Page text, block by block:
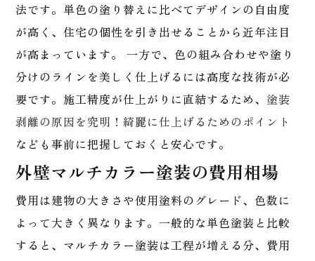
法です。単色の塗り替えに比べてデザインの自由度
が高く、住宅の個性を引き出せることから近年注目
が高まっています。 一方で、色の組み合わせや塗り
分けのラインを美しく仕上げるには高度な技術が必
要です。施工精度が仕上がりに直結するため、 塗装
剥離の原因を究明！綺麗に仕上げるためのポイント
なども事前に把握しておくと安心です。
外壁マルチカラー塗装の費用相場
費用は建物の大きさや使用塗料のグレード、色数に
よって大きく異なります。一般的な単色塗装と比較
すると、マルチカラー塗装は工程が増える分、費用